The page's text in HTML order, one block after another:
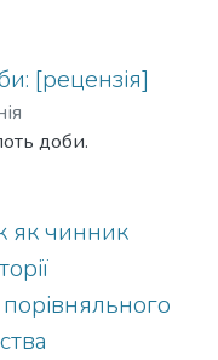
[рецензія]
доби.
як чинник